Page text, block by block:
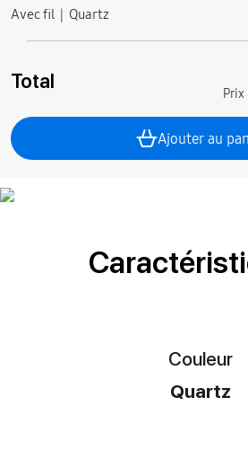
Avec fil Quartz
Total
Prix
Ajouter au
Couleur
Quartz